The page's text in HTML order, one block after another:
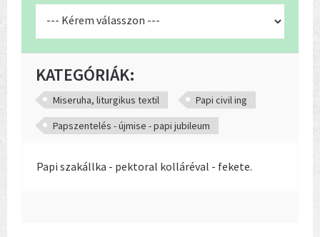
KATEGÓRIÁK:
Miseruha, liturgikus textil
Papi civil ing
Papszentelés - újmise - papi jubileum
Papi szakállka - pektoral kolláréval - fekete.